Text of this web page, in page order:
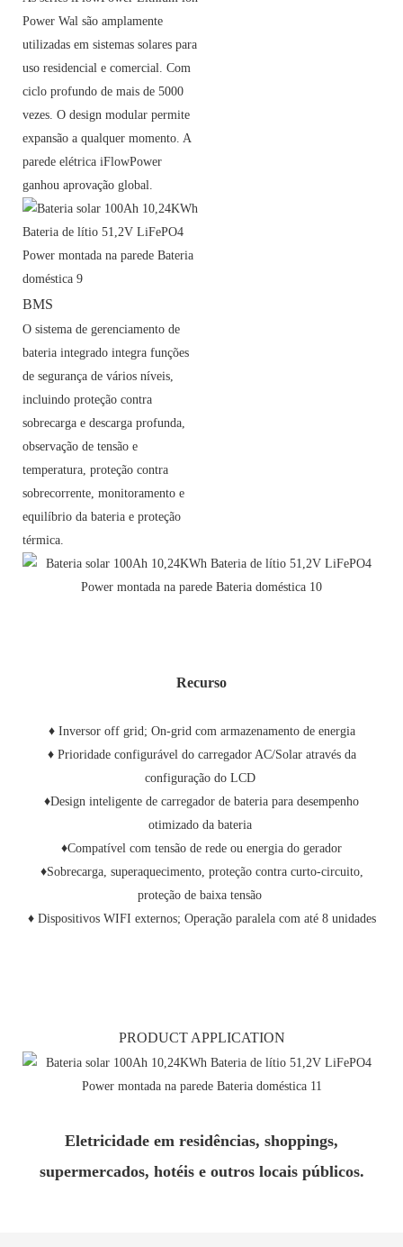
Power Wal são amplamente
utilizadas em sistemas solares para
uso residencial e comercial. Com
ciclo profundo de mais de 5000
vezes. O design modular permite
expansão a qualquer momento. A
parede elétrica iFlowPower
ganhou aprovação global.
BMS
O sistema de gerenciamento de
bateria integrado integra funções
de segurança de vários níveis,
incluindo proteção contra
sobrecarga e descarga profunda,
observação de tensão e
temperatura, proteção contra
sobrecorrente, monitoramento e
equilíbrio da bateria e proteção
térmica.
Recurso
♦ Inversor off grid; On-grid com armazenamento de energia
♦ Prioridade configurável do carregador AC/Solar através da
configuração do LCD
♦Design inteligente de carregador de bateria para desempenho
otimizado da bateria
♦Compatível com tensão de rede ou energia do gerador
♦Sobrecarga, superaquecimento, proteção contra curto-circuito,
proteção de baixa tensão
♦ Dispositivos WIFI externos; Operação paralela com até 8 unidades
PRODUCT APPLICATION
Eletricidade em residências, shoppings,
supermercados, hotéis e outros locais públicos.